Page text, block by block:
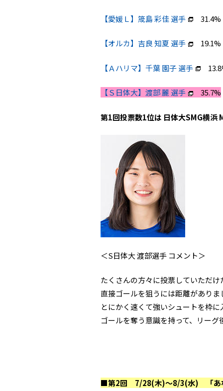
【愛媛Ｌ】筬島 彩佳 選手 31.4%
【オルカ】吉良 知夏 選手 19.1%
【Ａハリマ】千葉 園子 選手
【Ｓ日体大】渡部 麗 選手 35.7%
第1回投票数1位は 日体大SMG横浜
＜S日体大 渡部選手 コメント＞
たくさんの方々に投票していただけ
直接ゴールを狙うには距離がありま
とにかく速くて強いシュートを枠
ゴールを奪う意識を持って、リーグ
■第2回 7/28(木)～8/3(水) 「あな